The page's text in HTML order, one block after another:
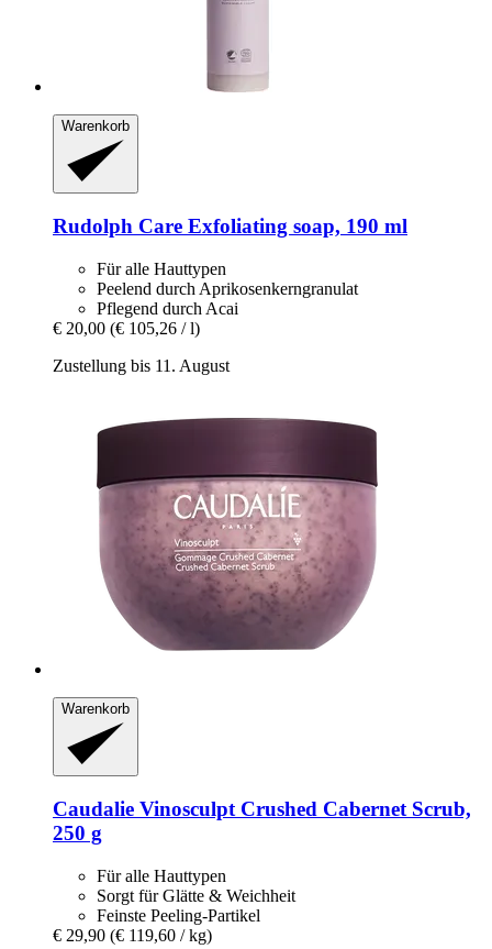
Warenkorb
Rudolph Care Exfoliating soap, 190 ml
Für alle Hauttypen
Peelend durch Aprikosenkerngranulat
Pflegend durch Acai
€ 20,00 (€ 105,26 / l)
Zustellung bis 11. August
Warenkorb
Caudalie Vinosculpt Crushed Cabernet Scrub,
250 g
Für alle Hauttypen
Sorgt für Glätte & Weichheit
Feinste Peeling-Partikel
€ 29,90 (€ 119,60 / kg)